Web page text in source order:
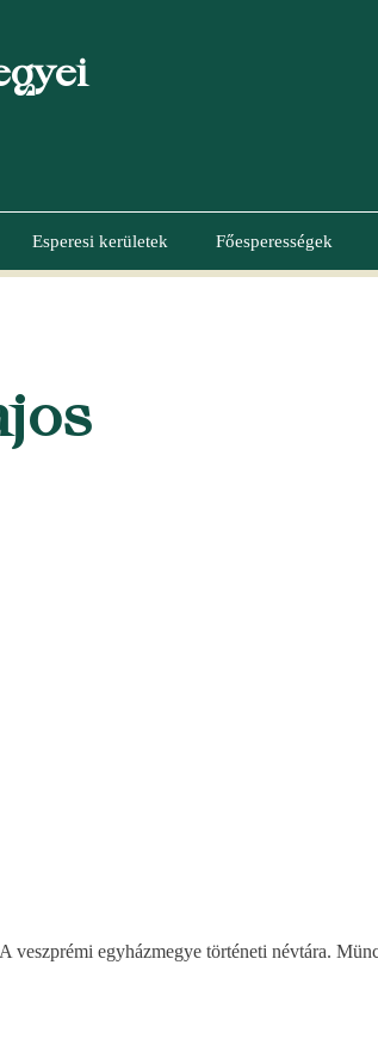
Esperesi kerületek Főesperességek
veszprémi egyházmegye történeti névtára.